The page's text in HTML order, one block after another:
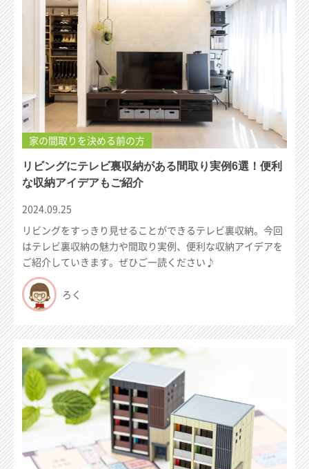
家の間取りを決める前の方
リビングにテレビ裏収納がある間取り実例6選！便利
な収納アイデアもご紹介
2024.09.25
リビングをすっきり見せることができるテレビ裏収納。今回
はテレビ裏収納の魅力や間取り実例、便利な収納アイデアを
ご紹介していきます。ぜひご一読ください♪
ろく